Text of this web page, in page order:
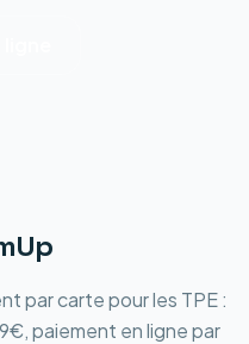
par carte pour les TPE :
paiement en ligne par